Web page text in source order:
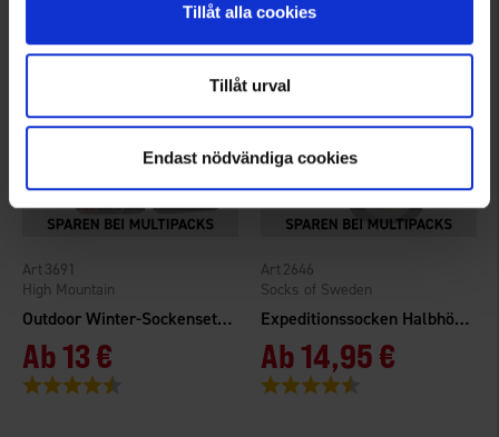
Tillåt alla cookies
Tillåt urval
Endast nödvändiga cookies
Outdoor Winter-Sockenset 2er-Pack
High Mountain
3691
Ab13 €
Bewertung:
Expeditionssocken Halbhöhe Merinowolle
Socks of Sweden
2646
Ab14,95 €
Bewertung: